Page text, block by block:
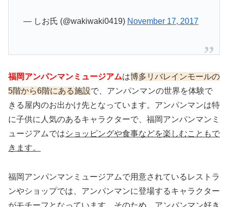
— しお氏 (@wakiwaki0419) November 17, 2017
福岡アンパンマンミュージアムは博多リバレインモールの
5階から6階にある施設で、アンパンマンの世界を体験で
きる屋内のお出かけ先となっています。アンパンマンは特
に子供に人気のあるキャラクターで、福岡アンパンマンミ
ュージアムではショッピングや食事などを楽しむこともで
きます。
福岡アンパンマンミュージアムで用意されているレストラ
ンやショップでは、アンパンマンに登場するキャラクター
がモチーフとなっています。そのため、アンパンマン好き